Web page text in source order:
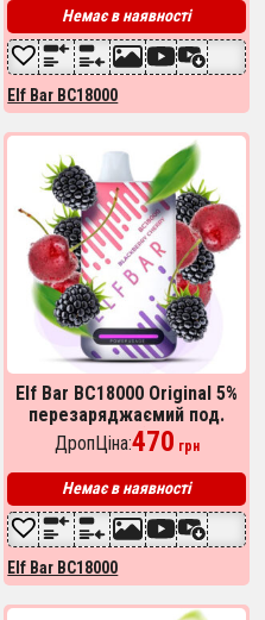
Немає в наявності
Elf Bar BC18000
Elf Bar BC18000 Original 5%
перезаряджаємий под.
Ожина Вишня (Blackberry
Cherry)
ДропЦіна:470 грн
Немає в наявності
Elf Bar BC18000